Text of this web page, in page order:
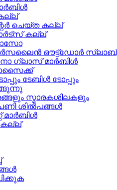
ചെയ്ത കല്ല്
കല്ല്
ഔട്ട്ഡോർ സ്ലാബ്
ഗ്ലാസ് മാർബിൾ
ടേബിൾ ടോപ്പും
സ്മാരകശിലകളും
ശിൽപങ്ങൾ
മാർബിൾ
കല്ല്